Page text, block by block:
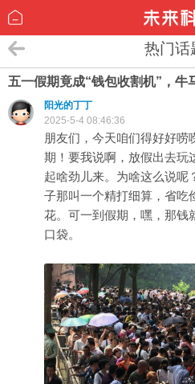
热门话
五一假期竟成“钱包收割机”，牛
阳光的丁丁
2025-5-4 08:46:36
朋友们，今天咱们得好好唠
期！要我说啊，放假出去玩
起啥劲儿来。为啥这么说呢
子那叫一个精打细算，省吃
花。可一到假期，嘿，那钱
口袋。